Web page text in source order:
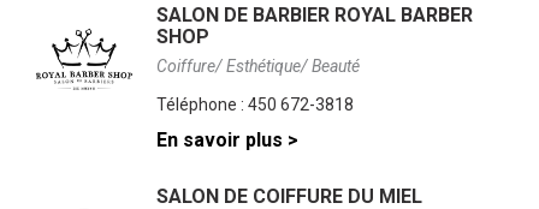
SALON DE BARBIER ROYAL BARBER
SHOP
Coiffure/ Esthétique/ Beauté
Téléphone : 450 672-3818
En savoir plus >
SALON DE COIFFURE DU MIEL